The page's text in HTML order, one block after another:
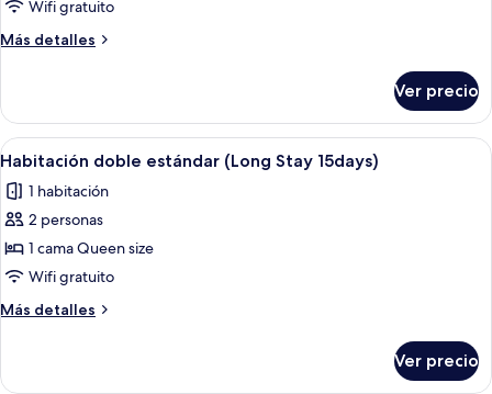
de
Standard
Wifi gratuito
Más detalles
Más
Double
Room
Ver precio
Abrir
todas
las
fotos
de
Habitación
doble
estándar
Stay
Una habitación de hotel con cama,
6
Habitación doble estándar (Long Stay 15days)
1 habitación
2 personas
1 cama Queen size
Wifi gratuito
Más detalles
Más
doble
Ver precio